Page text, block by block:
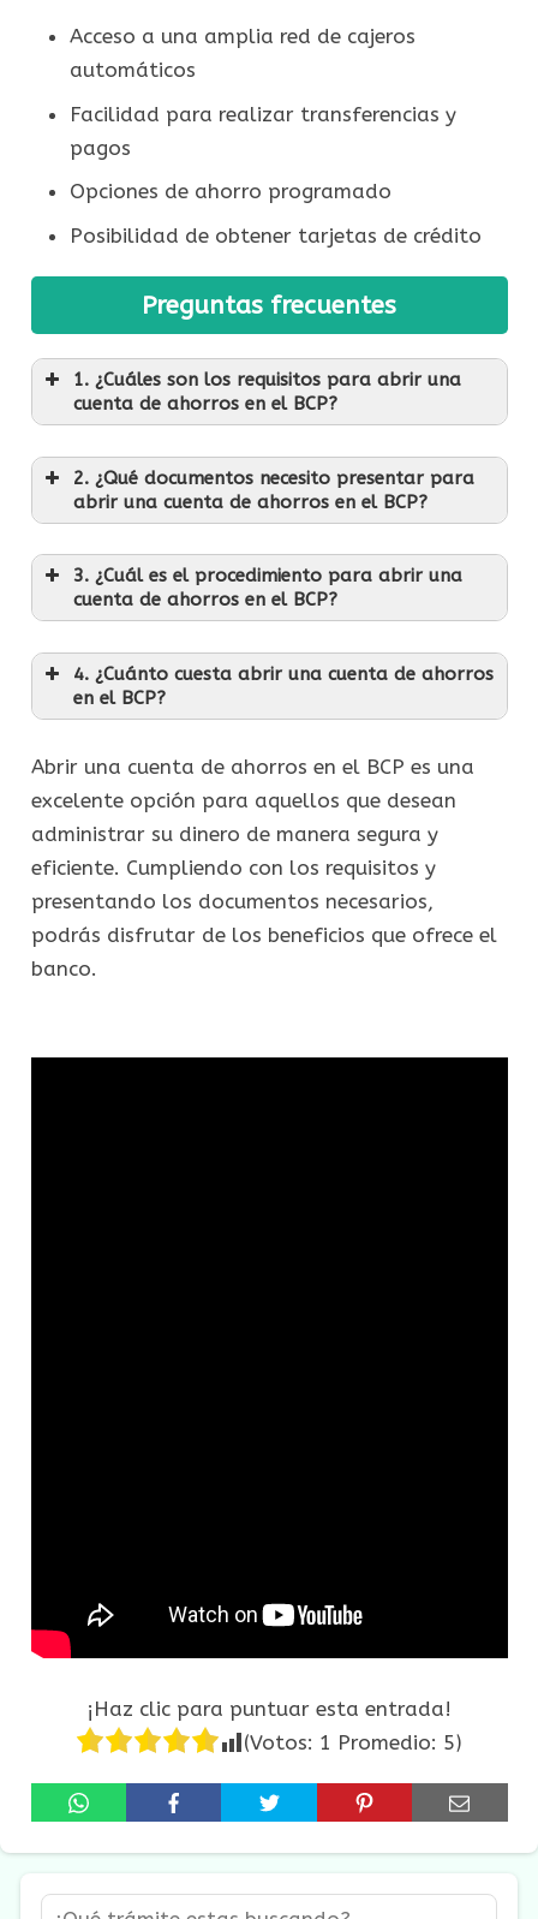
Acceso a una amplia red de cajeros
automáticos
Facilidad para realizar transferencias y
pagos
Opciones de ahorro programado
Posibilidad de obtener tarjetas de crédito
Preguntas frecuentes
1. ¿Cuáles son los requisitos para abrir una
cuenta de ahorros en el BCP?
2. ¿Qué documentos necesito presentar para
abrir una cuenta de ahorros en el BCP?
3. ¿Cuál es el procedimiento para abrir una
cuenta de ahorros en el BCP?
4. ¿Cuánto cuesta abrir una cuenta de ahorros
en el BCP?
Abrir una cuenta de ahorros en el BCP es una
excelente opción para aquellos que desean
administrar su dinero de manera segura y
eficiente. Cumpliendo con los requisitos y
presentando los documentos necesarios,
podrás disfrutar de los beneficios que ofrece el
banco.
¡Haz clic para puntuar esta entrada!
(Votos: 1 Promedio: 5)